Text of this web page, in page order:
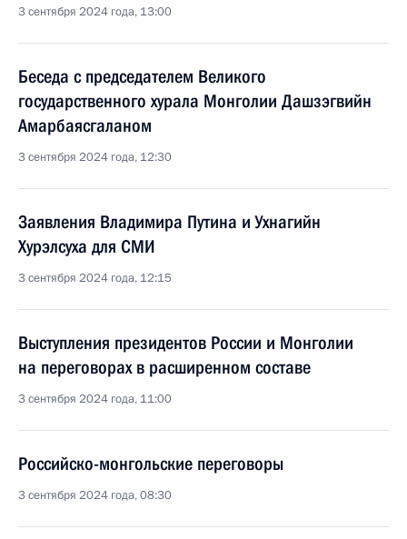
3 сентября 2024 года, 13:00
Беседа с председателем Великого
государственного хурала Монголии Дашзэгвийн
Амарбаясгаланом
3 сентября 2024 года, 12:30
Заявления Владимира Путина и Ухнагийн
Хурэлсуха для СМИ
3 сентября 2024 года, 12:15
Выступления президентов России и Монголии
на переговорах в расширенном составе
3 сентября 2024 года, 11:00
Российско-монгольские переговоры
3 сентября 2024 года, 08:30